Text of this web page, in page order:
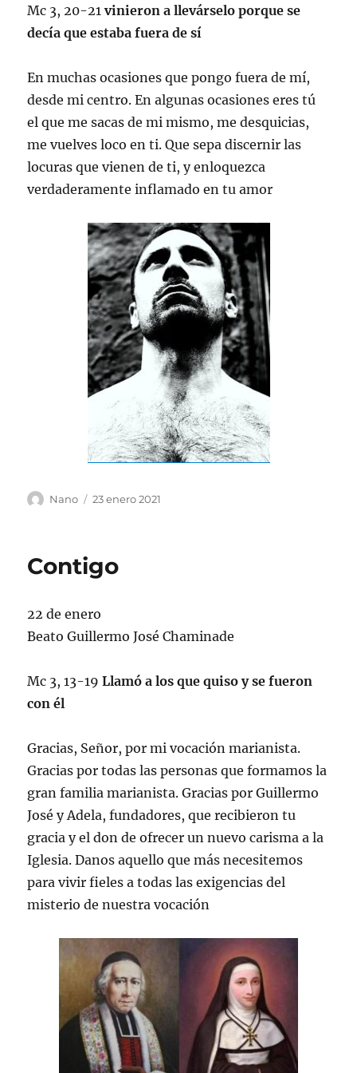
Mc 3, 20-21vinieron a llevárselo porque se
decía que estaba fuera de sí
En muchas ocasiones que pongo fuera de mí,
desde mi centro. En algunas ocasiones eres tú
el que me sacas de mi mismo, me desquicias,
me vuelves loco en ti. Que sepa discernir las
locuras que vienen de ti, y enloquezca
verdaderamente inflamado en tu amor
Autor
Nano
Publicado
23 enero 2021
Contigo
22 de enero
Beato Guillermo José Chaminade
Mc 3, 13-19Llamó a los que quiso y se fueron
con él
Gracias, Señor, por mi vocación marianista.
Gracias por todas las personas que formamos la
gran familia marianista. Gracias por Guillermo
José y Adela, fundadores, que recibieron tu
gracia y el don de ofrecer un nuevo carisma a la
Iglesia. Danos aquello que más necesitemos
para vivir fieles a todas las exigencias del
misterio de nuestra vocación